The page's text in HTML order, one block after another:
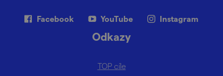
Facebook YouTube Instagram
Odkazy
TOP cíle